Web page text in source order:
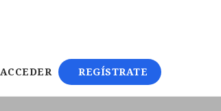
ACCEDER REGÍSTRATE